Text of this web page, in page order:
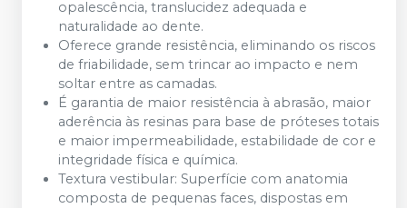
opalescência, translucidez adequada e
naturalidade ao dente.
Oferece grande resistência, eliminando os riscos
de friabilidade, sem trincar ao impacto e nem
soltar entre as camadas.
É garantia de maior resistência à abrasão, maior
aderência às resinas para base de próteses totais
e maior impermeabilidade, estabilidade de cor e
integridade física e química.
Textura vestibular: Superfície com anatomia
composta de pequenas faces, dispostas em